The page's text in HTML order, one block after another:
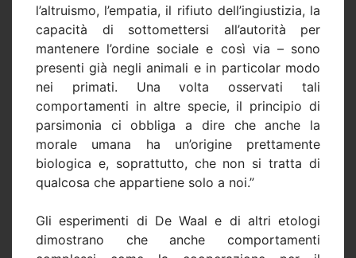
l’altruismo, l’empatia, il rifiuto dell’ingiustizia, la
capacità di sottomettersi all’autorità per
mantenere l’ordine sociale e così via – sono
presenti già negli animali e in particolar modo
nei primati. Una volta osservati tali
comportamenti in altre specie, il principio di
parsimonia ci obbliga a dire che anche la
morale umana ha un’origine prettamente
biologica e, soprattutto, che non si tratta di
qualcosa che appartiene solo a noi.”
Gli esperimenti di De Waal e di altri etologi
dimostrano che anche comportamenti